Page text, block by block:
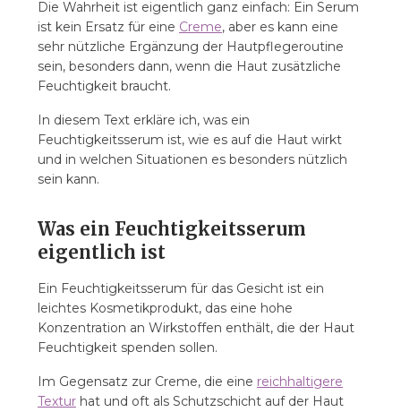
Die Wahrheit ist eigentlich ganz einfach: Ein Serum
ist kein Ersatz für eine Creme, aber es kann eine
sehr nützliche Ergänzung der Hautpflegeroutine
sein, besonders dann, wenn die Haut zusätzliche
Feuchtigkeit braucht.
In diesem Text erkläre ich, was ein
Feuchtigkeitsserum ist, wie es auf die Haut wirkt
und in welchen Situationen es besonders nützlich
sein kann.
Was ein Feuchtigkeitsserum
eigentlich ist
Ein Feuchtigkeitsserum für das Gesicht ist ein
leichtes Kosmetikprodukt, das eine hohe
Konzentration an Wirkstoffen enthält, die der Haut
Feuchtigkeit spenden sollen.
Im Gegensatz zur Creme, die eine reichhaltigere
Textur hat und oft als Schutzschicht auf der Haut